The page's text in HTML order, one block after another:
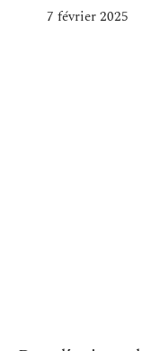
7 février 2025